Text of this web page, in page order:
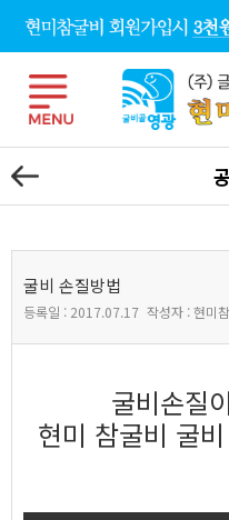
굴비 손질방법
등록일 : 2017.07.17 작성자 :현미
굴비손질
현미 참굴비 굴